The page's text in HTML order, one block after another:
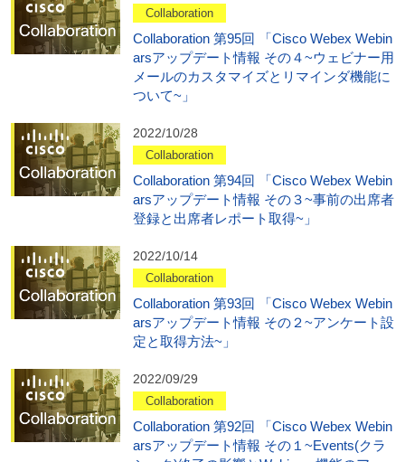
Collaboration
Collaboration 第95回 「Cisco Webex Webin
arsアップデート情報 その４~ウェビナー用
メールのカスタマイズとリマインダ機能に
ついて~」
2022/10/28
Collaboration
Collaboration 第94回 「Cisco Webex Webin
arsアップデート情報 その３~事前の出席者
登録と出席者レポート取得~」
2022/10/14
Collaboration
Collaboration 第93回 「Cisco Webex Webin
arsアップデート情報 その２~アンケート設
定と取得方法~」
2022/09/29
Collaboration
Collaboration 第92回 「Cisco Webex Webin
arsアップデート情報 その１~Events(クラ